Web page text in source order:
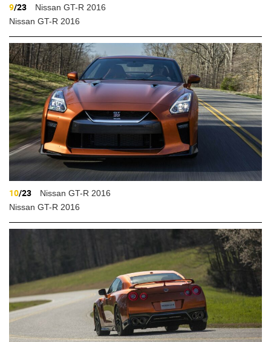
9/23
Nissan GT-R 2016
Nissan GT-R 2016
10/23
Nissan GT-R 2016
Nissan GT-R 2016